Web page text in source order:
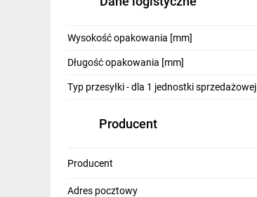
Smart home
Wentylacja i rekuperacja
Wysokość opakowania [mm]
Długość opakowania [mm]
Typ przesyłki - dla 1 jednostki sprzedażowej
Producent
Producent
Adres pocztowy